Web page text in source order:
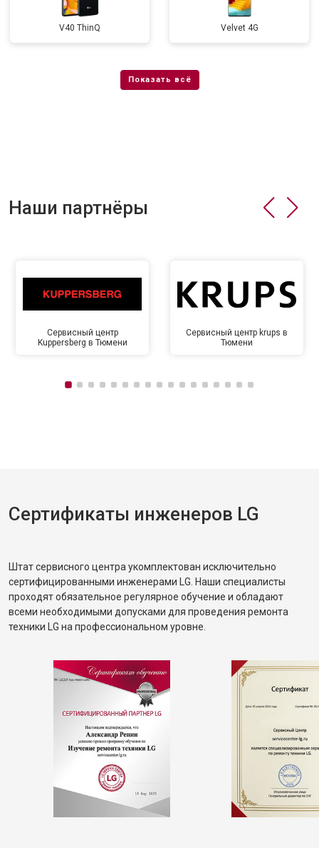
V40 ThinQ Velvet 4G
Наши партнёры
Сервисный центр
Kuppersberg в Тюмени
Сервисный центр krups в
Тюмени
Сертификаты инженеров LG
Штат сервисного центра укомплектован исключительно
сертифицированными инженерами LG. Наши специалисты
проходят обязательное регулярное обучение и обладают
всеми необходимыми допусками для проведения ремонта
техники LG на профессиональном уровне.